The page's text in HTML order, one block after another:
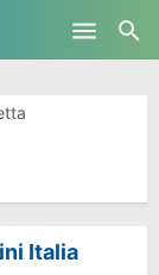
Italia